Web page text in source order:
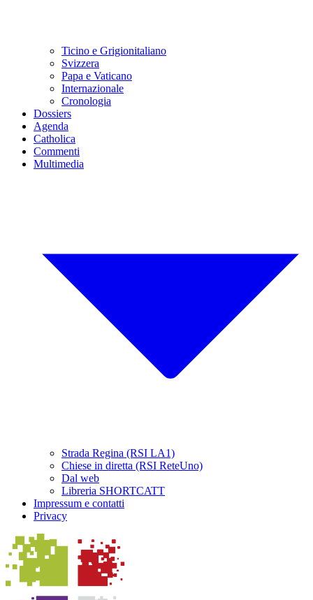
Ticino e Grigionitaliano
Svizzera
Papa e Vaticano
Internazionale
Cronologia
Dossiers
Agenda
Catholica
Commenti
Multimedia
Strada Regina (RSI LA1)
Chiese in diretta (RSI ReteUno)
Dal web
Libreria SHORTCATT
Impressum e contatti
Privacy